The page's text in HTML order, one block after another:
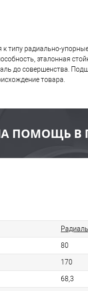
к типу радиально-
эталонная
до совершенства.
товара.
ПОМОЩЬ В
80
170
68,3